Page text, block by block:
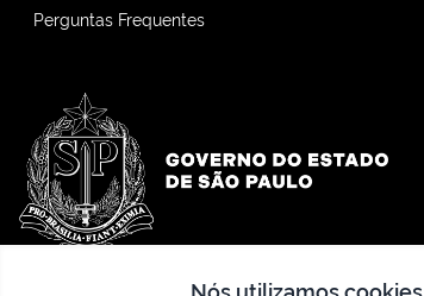
Nós utilizamos cookies
Perguntas Frequentes